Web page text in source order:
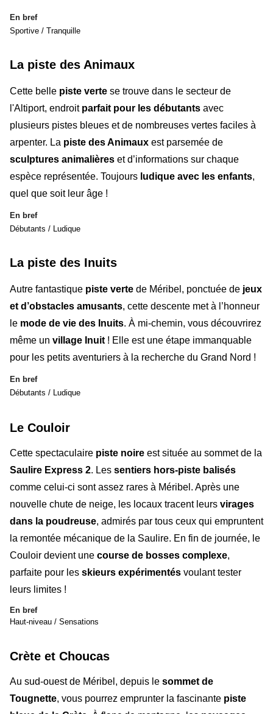
En bref
Sportive / Tranquille
La piste des Animaux
Cette belle piste verte se trouve dans le secteur de
l'Altiport, endroitparfait pour les débutants avec
plusieurs pistes bleues et de nombreuses vertes faciles à
arpenter. La piste des Animaux est parsemée de
sculptures animalières et d’informations sur chaque
espèce représentée. Toujours ludique avec les enfants,
quel que soit leur âge !
En bref
Débutants / Ludique
La piste des Inuits
Autre fantastique piste verte de Méribel, ponctuée de jeux
et d’obstacles amusants, cette descente met à l’honneur
le mode de vie des Inuits. À mi-chemin, vous découvrirez
même un village Inuit ! Elle est une étape immanquable
pour les petits aventuriers à la recherche du Grand Nord !
En bref
Débutants / Ludique
Le Couloir
Cette spectaculaire piste noire est située au sommet de la
Saulire Express 2. Les sentiers hors-piste balisés
comme celui-ci sont assez rares à Méribel. Après une
nouvelle chute de neige, les locaux tracent leurs virages
dans la poudreuse, admirés par tous ceux qui empruntent
la remontée mécanique de la Saulire. En fin de journée, le
Couloir devient une course de bosses complexe,
parfaite pour les skieurs expérimentés voulant tester
leurs limites !
En bref
Haut-niveau / Sensations
Crète et Choucas
Au sud-ouest de Méribel, depuis le sommet de
Tougnette, vous pourrez emprunter la fascinante piste